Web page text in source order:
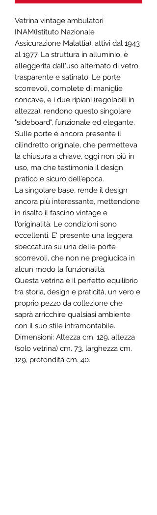
Vetrina vintage ambulatori
INAM(Istituto Nazionale
Assicurazione Malattia), attivi dal 1943
al 1977. La struttura in alluminio, è
alleggerita dall'uso alternato di vetro
trasparente e satinato. Le porte
scorrevoli, complete di maniglie
concave, e i due ripiani (regolabili in
altezza), rendono questo singolare
"sideboard", funzionale ed elegante.
Sulle porte è ancora presente il
cilindretto originale, che permetteva
la chiusura a chiave, oggi non più in
uso, ma che testimonia il design
pratico e sicuro dell’epoca.
La singolare base, rende il design
ancora più interessante, mettendone
in risalto il fascino vintage e
l'originalità. Le condizioni sono
eccellenti. E' presente una leggera
sbeccatura su una delle porte
scorrevoli, che non ne pregiudica in
alcun modo la funzionalità.
Questa vetrina è il perfetto equilibrio
tra storia, design e praticità, un vero e
proprio pezzo da collezione che
saprà arricchire qualsiasi ambiente
con il suo stile intramontabile.
Dimensioni: Altezza cm. 129, altezza
(solo vetrina) cm. 73, larghezza cm.
129, profondità cm. 40.